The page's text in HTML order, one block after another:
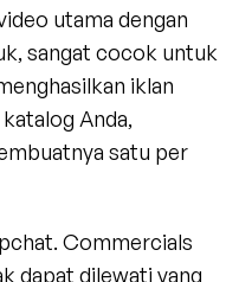
utama dengan
sangat cocok untuk
iklan
Anda,
satu per
Commercials
dapat dilewati yang